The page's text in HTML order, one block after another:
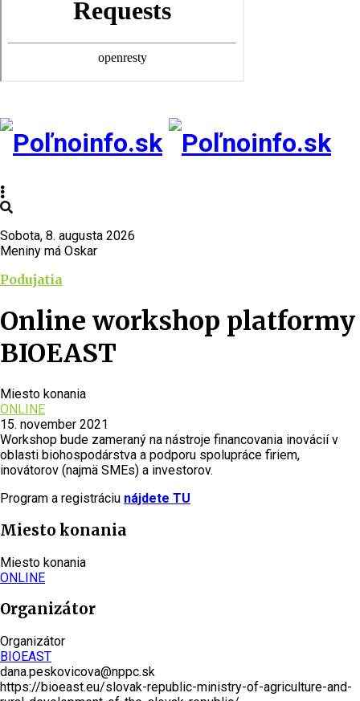
Sobota, 8. augusta 2026
Meniny má Oskar
Podujatia
Online workshop platformy
BIOEAST
Miesto konania
ONLINE
15. november 2021
Workshop bude zameraný na nástroje financovania inovácií v
oblasti biohospodárstva a podporu spolupráce firiem,
inovátorov (najmä SMEs) a investorov.
Program a registráciu nájdete TU
Miesto konania
Miesto konania
ONLINE
Organizátor
Organizátor
BIOEAST
dana.peskovicova@nppc.sk
https://bioeast.eu/slovak-republic-ministry-of-agriculture-and-